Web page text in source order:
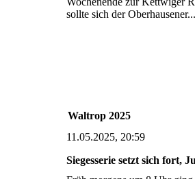
sollte sich der
Waltrop 2025
11.05.2025, 20:59
Siegesserie setzt sich fort,